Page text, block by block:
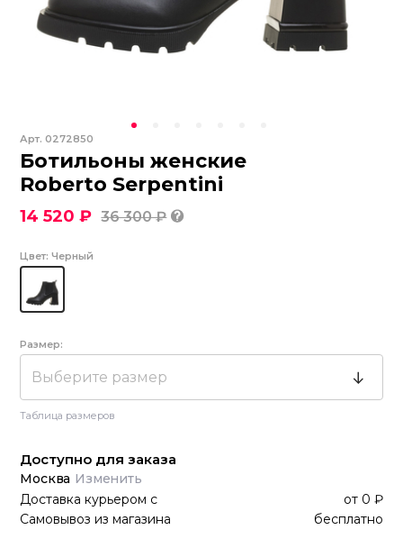
Арт.0272850
Ботильоны женские
Roberto Serpentini
14 520 ₽ 36 300 ₽
Цвет: Черный
Размер:
Выберите размер
Таблица размеров
Доступно для заказа
Москва Изменить
Доставка курьером с от 0 ₽
Самовывоз из магазина
бесплатно